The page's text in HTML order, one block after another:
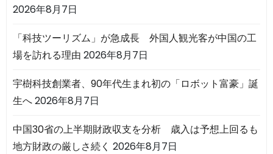
2026年8月7日
「科技ツーリズム」が急成長 外国人観光客が中国の工
場を訪れる理由 2026年8月7日
宇樹科技創業者、90年代生まれ初の「ロボット富豪」誕
生へ2026年8月7日
中国30省の上半期財政収支を分析 歳入は予想上回るも
地方財政の厳しさ続く 2026年8月7日